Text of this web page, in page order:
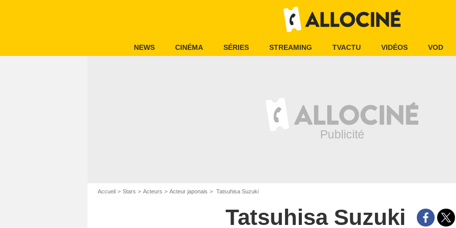
NEWS CINÉMA SÉRIES STREAMING TVACTU VIDÉOS VOD
Accueil Stars Acteurs Acteur japonais Tatsuhisa Suzuki
Tatsuhisa Suzuki